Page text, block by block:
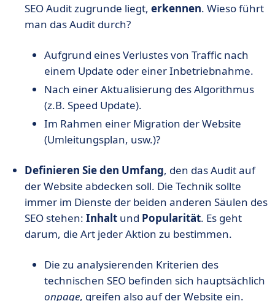
SEO Audit zugrunde liegt, erkennen. Wieso führt
man das Audit durch?
Aufgrund eines Verlustes von Traffic nach
einem Update oder einer Inbetriebnahme.
Nach einer Aktualisierung des Algorithmus
(z.B. Speed Update).
Im Rahmen einer Migration der Website
(Umleitungsplan, usw.)?
Definieren Sie den Umfang, den das Audit auf
der Website abdecken soll. Die Technik sollte
immer im Dienste der beiden anderen Säulen des
SEO stehen: Inhalt und Popularität. Es geht
darum, die Art jeder Aktion zu bestimmen.
Die zu analysierenden Kriterien des
technischen SEO befinden sich hauptsächlich
onpage, greifen also auf der Website ein.